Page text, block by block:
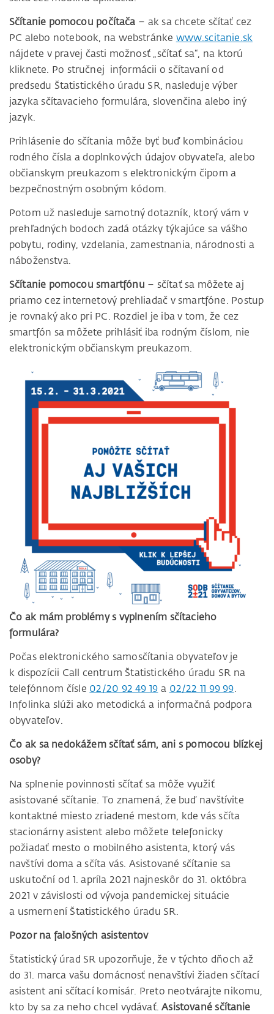
Sčítanie pomocou počítača – ak sa chcete sčítať cez
PC alebo notebook, na webstránke www.scitanie.sk
nájdete v pravej časti možnosť „sčítať sa“, na ktorú
kliknete. Po stručnej informácii o sčítavaní od
predsedu Štatistického úradu SR, nasleduje výber
jazyka sčítavacieho formulára, slovenčina alebo iný
jazyk.
Prihlásenie do sčítania môže byť buď kombináciou
rodného čísla a doplnkových údajov obyvateľa, alebo
občianskym preukazom s elektronickým čipom a
bezpečnostným osobným kódom.
Potom už nasleduje samotný dotazník, ktorý vám v
prehľadných bodoch zadá otázky týkajúce sa vášho
pobytu, rodiny, vzdelania, zamestnania, národnosti a
náboženstva.
Sčítanie pomocou smartfónu – sčítať sa môžete aj
priamo cez internetový prehliadač v smartfóne. Postup
je rovnaký ako pri PC. Rozdiel je iba v tom, že cez
smartfón sa môžete prihlásiť iba rodným číslom, nie
elektronickým občianskym preukazom.
Čo ak mám problémy s vyplnením sčítacieho
formulára?
Počas elektronického samosčítania obyvateľov je
k dispozícii Call centrum Štatistického úradu SR na
telefónnom čísle 02/20 92 49 19 a 02/22 11 99 99.
Infolinka slúži ako metodická a informačná podpora
obyvateľov.
Čo ak sa nedokážem sčítať sám, ani s pomocou blízkej
osoby?
Na splnenie povinnosti sčítať sa môže využiť
asistované sčítanie. To znamená, že buď navštívite
kontaktné miesto zriadené mestom, kde vás sčíta
stacionárny asistent alebo môžete telefonicky
požiadať mesto o mobilného asistenta, ktorý vás
navštívi doma a sčíta vás. Asistované sčítanie sa
uskutoční od 1. apríla 2021 najneskôr do 31. októbra
2021 v závislosti od vývoja pandemickej situácie
a usmernení Štatistického úradu SR.
Pozor na falošných asistentov
Štatistický úrad SR upozorňuje, že v týchto dňoch až
do 31. marca vašu domácnosť nenavštívi žiaden sčítací
asistent ani sčítací komisár. Preto neotvárajte nikomu,
kto by sa za neho chcel vydávať. Asistované sčítanie